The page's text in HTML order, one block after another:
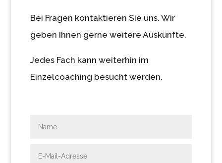
Bei Fragen kontaktieren Sie uns. Wir
geben Ihnen gerne weitere Auskünfte.
Jedes Fach kann weiterhin im
Einzelcoaching besucht werden.